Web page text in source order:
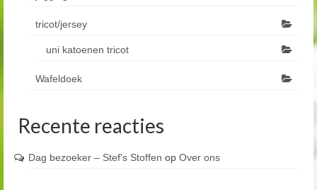
tricot/jersey
uni katoenen tricot
Wafeldoek
Recente reacties
Dag bezoeker – Stef's Stoffen op Over ons